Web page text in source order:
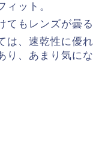
ィット。
てもレンズが曇る
は、速乾性に優
り、あまり気にな